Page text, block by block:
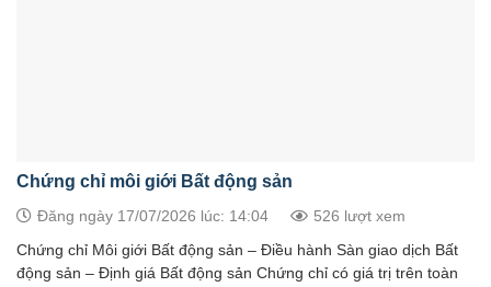
Chứng chỉ môi giới Bất động sản
Đăng ngày 17/07/2026 lúc: 14:04 526 lượt xem
Chứng chỉ Môi giới Bất động sản – Điều hành Sàn giao dịch Bất
động sản – Định giá Bất động sản Chứng chỉ có giá trị trên toàn